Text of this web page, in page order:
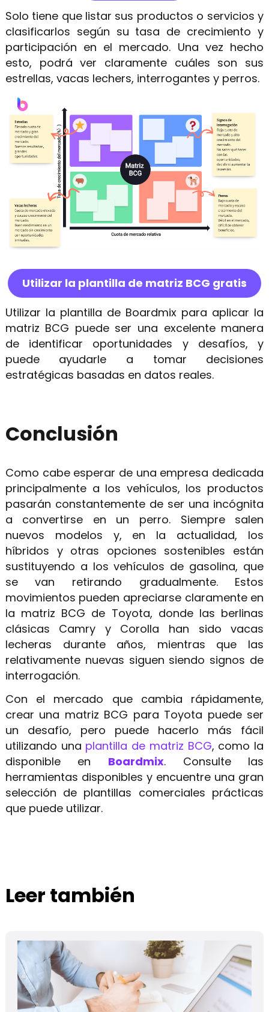
Solo tiene que listar sus productos o servicios y
clasificarlos según su tasa de crecimiento y
participación en el mercado. Una vez hecho
esto, podrá ver claramente cuáles son sus
estrellas, vacas lechers, interrogantes y perros.
Utilizar la plantilla de matriz BCG gratis
Utilizar la plantilla de Boardmix para aplicar la
matriz BCG puede ser una excelente manera
de identificar oportunidades y desafíos, y
puede ayudarle a tomar decisiones
estratégicas basadas en datos reales.
Conclusión
Como cabe esperar de una empresa dedicada
principalmente a los vehículos, los productos
pasarán constantemente de ser una incógnita
a convertirse en un perro. Siempre salen
nuevos modelos y, en la actualidad, los
híbridos y otras opciones sostenibles están
sustituyendo a los vehículos de gasolina, que
se van retirando gradualmente. Estos
movimientos pueden apreciarse claramente en
la matriz BCG de Toyota, donde las berlinas
clásicas Camry y Corolla han sido vacas
lecheras durante años, mientras que las
relativamente nuevas siguen siendo signos de
interrogación.
Con el mercado que cambia rápidamente,
crear una matriz BCG para Toyota puede ser
un desafío, pero puede hacerlo más fácil
utilizando una plantilla de matriz BCG, como la
disponible en Boardmix. Consulte las
herramientas disponibles y encuentre una gran
selección de plantillas comerciales prácticas
que puede utilizar.
Leer también